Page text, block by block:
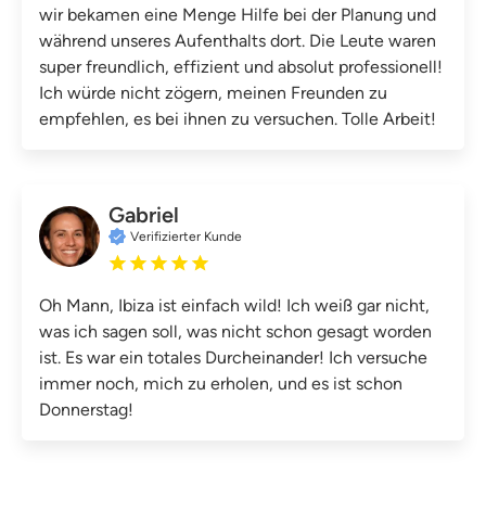
wir bekamen eine Menge Hilfe bei der Planung und
während unseres Aufenthalts dort. Die Leute waren
super freundlich, effizient und absolut professionell!
Ich würde nicht zögern, meinen Freunden zu
empfehlen, es bei ihnen zu versuchen. Tolle Arbeit!
Gabriel
Verifizierter Kunde
Oh Mann, Ibiza ist einfach wild! Ich weiß gar nicht,
was ich sagen soll, was nicht schon gesagt worden
ist. Es war ein totales Durcheinander! Ich versuche
immer noch, mich zu erholen, und es ist schon
Donnerstag!